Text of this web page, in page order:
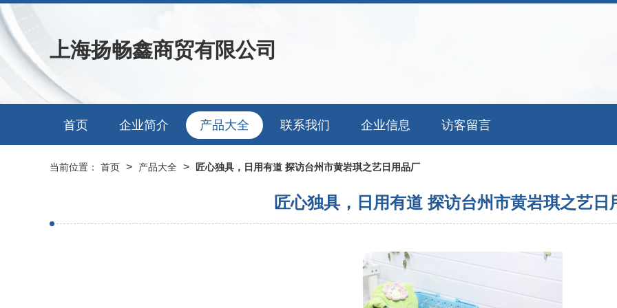
上海扬畅鑫商贸有限公司
首页 企业简介 产品大全 联系我们 企业信息 访客留言
当前位置： 首页 > 产品大全 > 匠心独具，日用有道 探访台州市黄岩琪之艺日用品厂
匠心独具，日用有道 探访台州市黄岩琪之艺日